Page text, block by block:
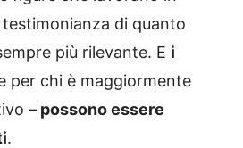
di quanto
più rilevante. E i
per chi è maggiormente
– possono essere
.